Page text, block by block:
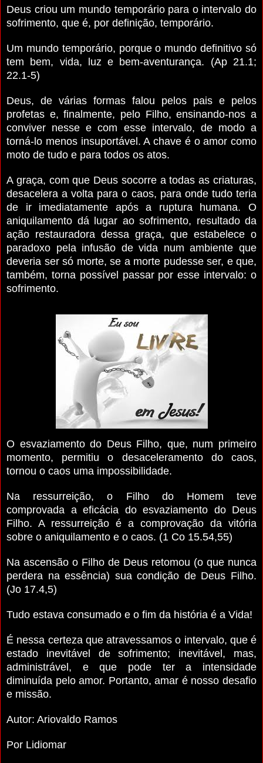
Deus criou um mundo temporário para o intervalo do
sofrimento, que é, por definição, temporário.
Um mundo temporário, porque o mundo definitivo só
tem bem, vida, luz e bem-aventurança. (Ap 21.1;
22.1-5)
Deus, de várias formas falou pelos pais e pelos
profetas e, finalmente, pelo Filho, ensinando-nos a
conviver nesse e com esse intervalo, de modo a
torná-lo menos insuportável. A chave é o amor como
moto de tudo e para todos os atos.
A graça, com que Deus socorre a todas as criaturas,
desacelera a volta para o caos, para onde tudo teria
de ir imediatamente após a ruptura humana. O
aniquilamento dá lugar ao sofrimento, resultado da
ação restauradora dessa graça, que estabelece o
paradoxo pela infusão de vida num ambiente que
deveria ser só morte, se a morte pudesse ser, e que,
também, torna possível passar por esse intervalo: o
sofrimento.
O esvaziamento do Deus Filho, que, num primeiro
momento, permitiu o desaceleramento do caos,
tornou o caos uma impossibilidade.
Na ressurreição, o Filho do Homem teve
comprovada a eficácia do esvaziamento do Deus
Filho. A ressurreição é a comprovação da vitória
sobre o aniquilamento e o caos. (1 Co 15.54,55)
Na ascensão o Filho de Deus retomou (o que nunca
perdera na essência) sua condição de Deus Filho.
(Jo 17.4,5)
Tudo estava consumado e o fim da história é a Vida!
É nessa certeza que atravessamos o intervalo, que é
estado inevitável de sofrimento; inevitável, mas,
administrável, e que pode ter a intensidade
diminuída pelo amor. Portanto, amar é nosso desafio
e missão.
Autor: Ariovaldo Ramos
Por Lidiomar